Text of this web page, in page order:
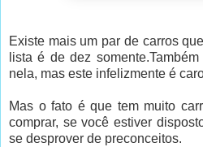
Existe mais um par de carros
lista é de dez
nela, mas este infelizmente é
Mas o fato é que tem muito
comprar, se você estiver
se desprover de preconceitos.